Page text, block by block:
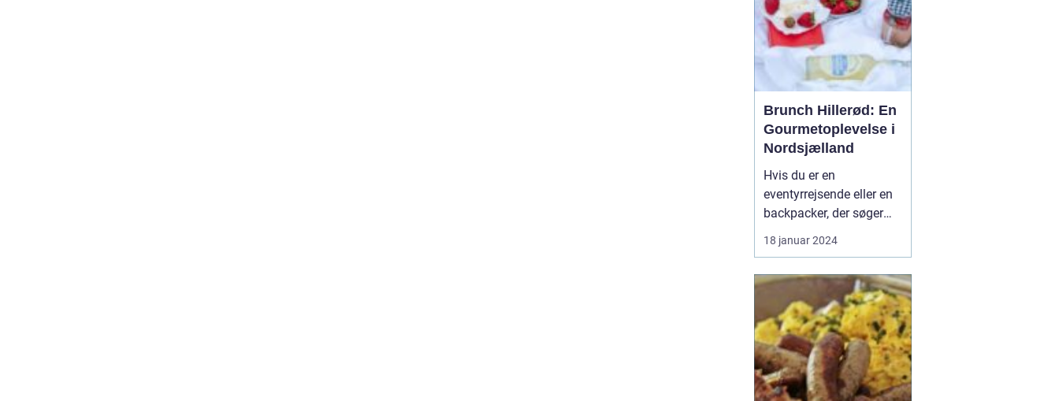
Cop...
Brunch Hillerød: En
Gourmetoplevelse i
Nordsjælland
Hvis du er en
eventyrrejsende eller en
backpacker, der søger
efter en uforglemmelig
gastronomisk oplevelse i
brunch i Hillerød et must-
try. Denne artikel vil
introducere dig til
brunchkulturen i Hillerød
og give dig al den
informa...
18 januar 2024